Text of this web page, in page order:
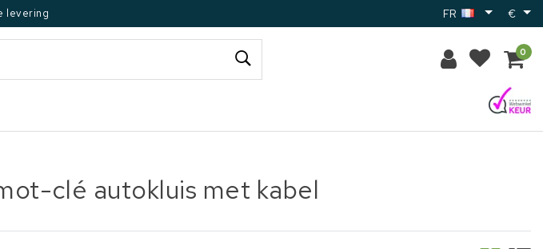
levering FR €
0
clé autokluis met kabel